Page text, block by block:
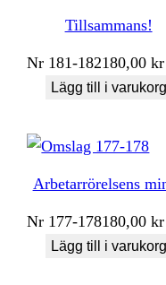
Tillsammans!
Nr 181-182180,00kr
Lägg till i varukorg
Arbetarrörelsens
Nr 177-178180,00kr
Lägg till i varukorg